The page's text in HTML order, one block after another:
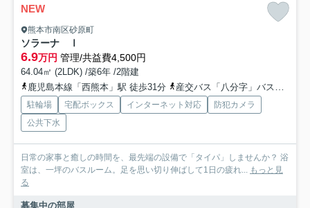
NEW
熊本市南区砂原町
ソラーナ Ⅰ
6.9万円 管理/共益費4,500円
64.04㎡ (2LDK) /築6年 /2階建
鹿児島本線「西熊本」駅 徒歩31分
産交バス「八分字」バス停下車 徒歩2分
駐輪場 宅配ボックス インターネット対応
防犯カメラ
公共下水
日常の家事と癒しの時間を、最先端の設備で「タイパ」しませんか？ 浴
室は、一坪のバスルーム。足を思い切り伸ばして1日の疲れ... もっと見
る
募集中の部屋